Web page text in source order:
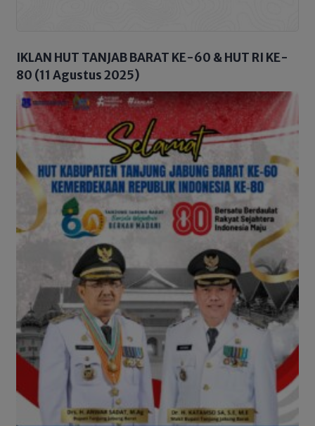
IKLAN HUT TANJAB BARAT KE-60 & HUT RI KE-
80 (11 Agustus 2025)